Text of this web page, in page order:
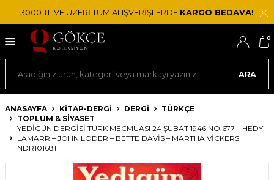
3000 TL VE ÜZERİ TÜM ALIŞVERİŞLERDE KARGO BEDAVA!
ARA
0
ANASAYFA KİTAP-DERGİ DERGI
TÜRKÇE
TOPLUM & SIYASET
YEDIGÜN DERGISI TÜRK MECMUASI 24 ŞUBAT 1946 NO.677 – HEDY
LAMARR – JOHN LODER – BETTE DAVIS – MARTHA VICKERS
NDR101681